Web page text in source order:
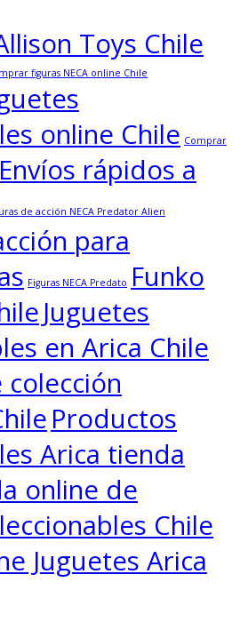
Toys Chile
figuras NECA online Chile
online Chile Comprar
Envíos rápidos a
de acción NECA Predator Alien
para
Figuras NECA Predato Funko
Juguetes
en Arica Chile
colección
Productos
Arica tienda
online de
Chile
Juguetes Arica